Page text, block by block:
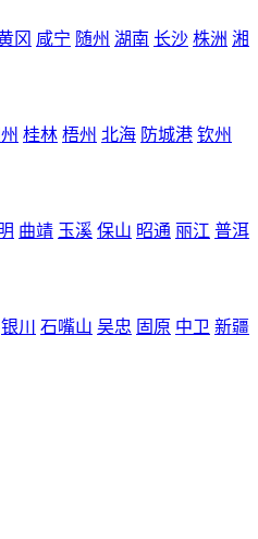
冈 咸宁 随州 湖南 长沙 株洲 湘
桂林 梧州 北海 防城港 钦州
曲靖 玉溪 保山 昭通 丽江 普洱
银川 石嘴山 吴忠 固原 中卫 新疆